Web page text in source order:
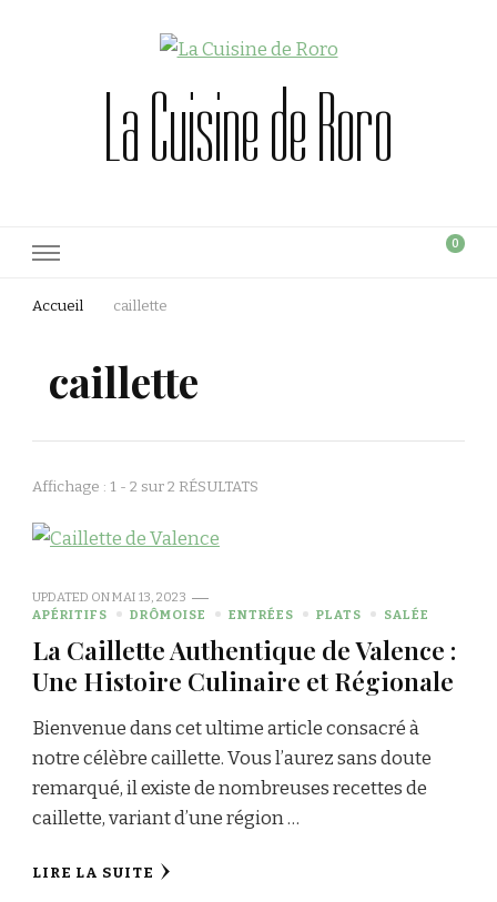
La Cuisine de Roro
0
Accueil caillette
caillette
Affichage : 1 - 2 sur 2 RÉSULTATS
UPDATED ONMAI 13, 2023
APÉRITIFS
DRÔMOISE ENTRÉES PLATS SALÉE
La Caillette Authentique de Valence :
Une Histoire Culinaire et Régionale
Bienvenue dans cet ultime article consacré à
notre célèbre caillette. Vous l’aurez sans doute
remarqué, il existe de nombreuses recettes de
caillette, variant d’une région …
LIRE LA SUITE